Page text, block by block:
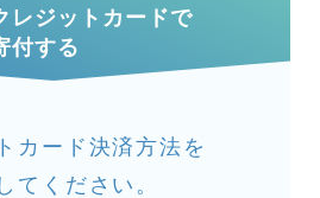
レジットカードで
付する
カード決済方法を
てください。